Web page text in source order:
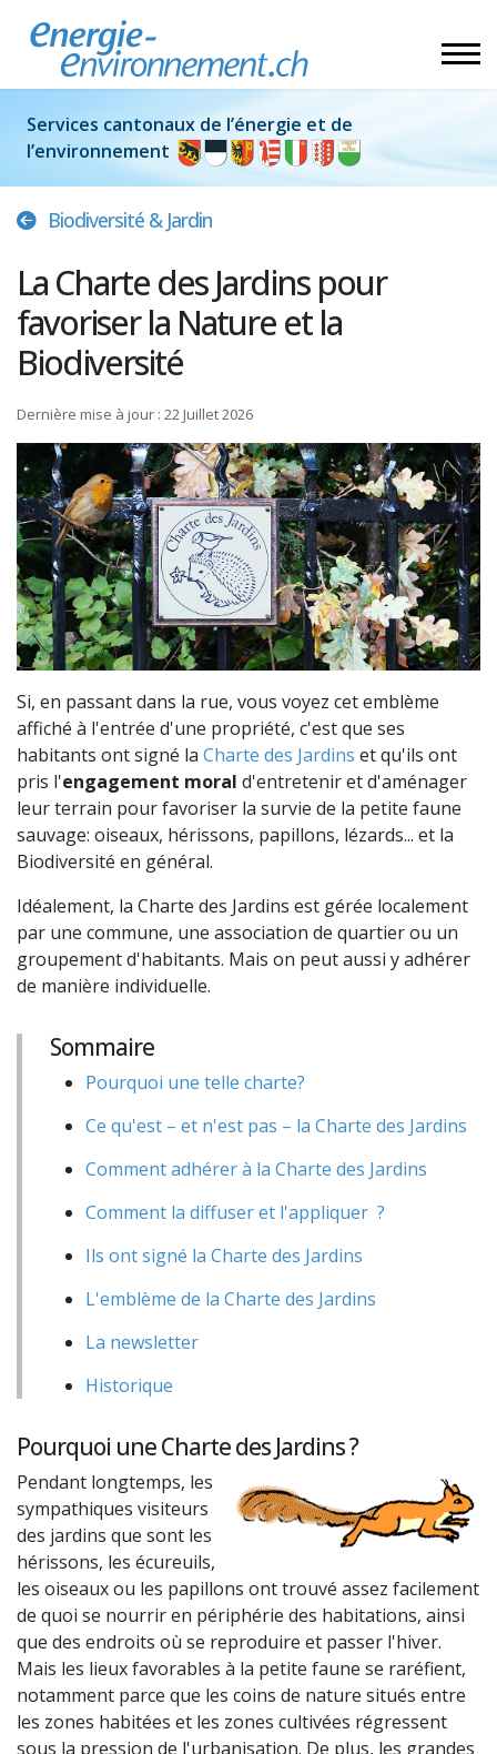
Services cantonaux de l’énergie et de
l’environnement
Biodiversité & Jardin
La Charte des Jardins pour
favoriser la Nature et la
Biodiversité
Dernière mise à jour : 22 Juillet 2026
Si, en passant dans la rue, vous voyez cet emblème
affiché à l'entrée d'une propriété, c'est que ses
habitants ont signé la Charte des Jardins et qu'ils ont
pris l'engagement moral d'entretenir et d'aménager
leur terrain pour favoriser la survie de la petite faune
sauvage: oiseaux, hérissons, papillons, lézards... et la
Biodiversité en général.
Idéalement, la Charte des Jardins est gérée localement
par une commune, une association de quartier ou un
groupement d'habitants. Mais on peut aussi y adhérer
de manière individuelle.
Sommaire
Pourquoi une telle charte?
Ce qu'est – et n'est pas – la Charte des Jardins
Comment adhérer à la Charte des Jardins
Comment la diffuser et l'appliquer ?
Ils ont signé la Charte des Jardins
L'emblème de la Charte des Jardins
La newsletter
Historique
Pourquoi une Charte des Jardins ?
Pendant longtemps, les
sympathiques visiteurs
des jardins que sont les
hérissons, les écureuils,
les oiseaux ou les papillons ont trouvé assez facilement
de quoi se nourrir en périphérie des habitations, ainsi
que des endroits où se reproduire et passer l'hiver.
Mais les lieux favorables à la petite faune se raréfient,
notamment parce que les coins de nature situés entre
les zones habitées et les zones cultivées régressent
sous la pression de l'urbanisation. De plus, les grandes